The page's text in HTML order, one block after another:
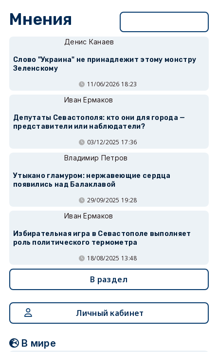
Мнения
Денис Канаев
Слово "Украина" не принадлежит этому монстру
Зеленскому
11/06/2026 18:23
Иван Ермаков
Депутаты Севастополя: кто они для города —
представители или наблюдатели?
03/12/2025 17:36
Владимир Петров
Утыкано гламуром: нержавеющие сердца
появились над Балаклавой
29/09/2025 19:28
Иван Ермаков
Избирательная игра в Севастополе выполняет
роль политического термометра
18/08/2025 13:48
В раздел
Личный кабинет
В мире